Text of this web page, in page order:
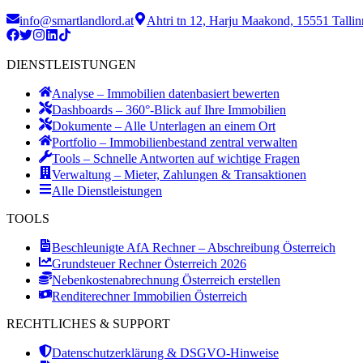
info@smartlandlord.at Ahtri tn 12, Harju Maakond, 15551
DIENSTLEISTUNGEN
Analyse – Immobilien datenbasiert bewerten
Dashboards – 360°-Blick auf Ihre Immobilien
Dokumente – Alle Unterlagen an einem Ort
Portfolio – Immobilienbestand zentral verwalten
Tools – Schnelle Antworten auf wichtige Fragen
Verwaltung – Mieter, Zahlungen & Transaktionen
Alle Dienstleistungen
TOOLS
Beschleunigte AfA Rechner – Abschreibung Österreich
Grundsteuer Rechner Österreich 2026
Nebenkostenabrechnung Österreich erstellen
Renditerechner Immobilien Österreich
RECHTLICHES & SUPPORT
Datenschutzerklärung & DSGVO-Hinweise